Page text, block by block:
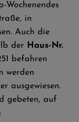
Wochenendes
in
Auch die
der Haus-Nr.
befahren
werden
ausgewiesen.
gebeten, auf